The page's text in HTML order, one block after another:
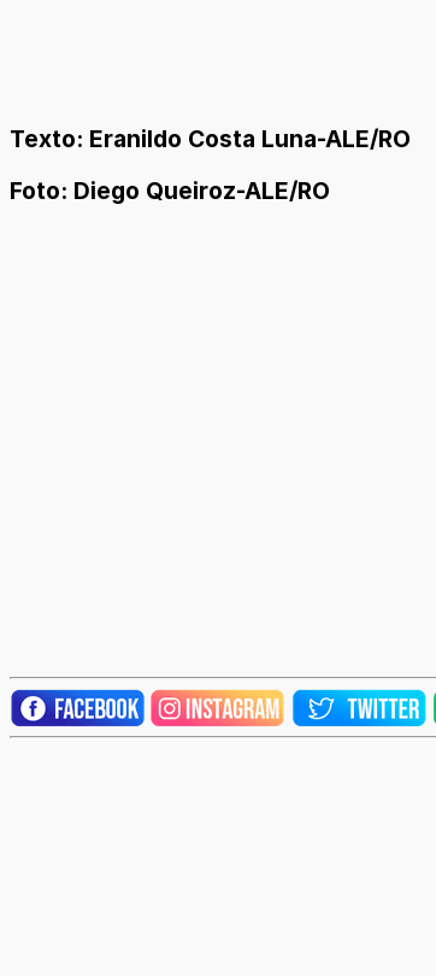
Texto: Eranildo Costa Luna-ALE/RO
Foto: Diego Queiroz-ALE/RO